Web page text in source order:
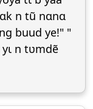
n tũ nɑnɑ
buud ye!" "
n tʋmdẽ